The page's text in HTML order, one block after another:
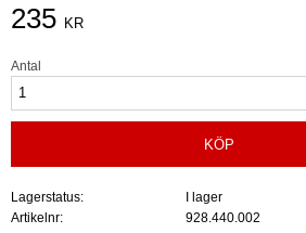
235 KR
Antal
KÖP
Lagerstatus
I lager
Artikelnr
928.440.002